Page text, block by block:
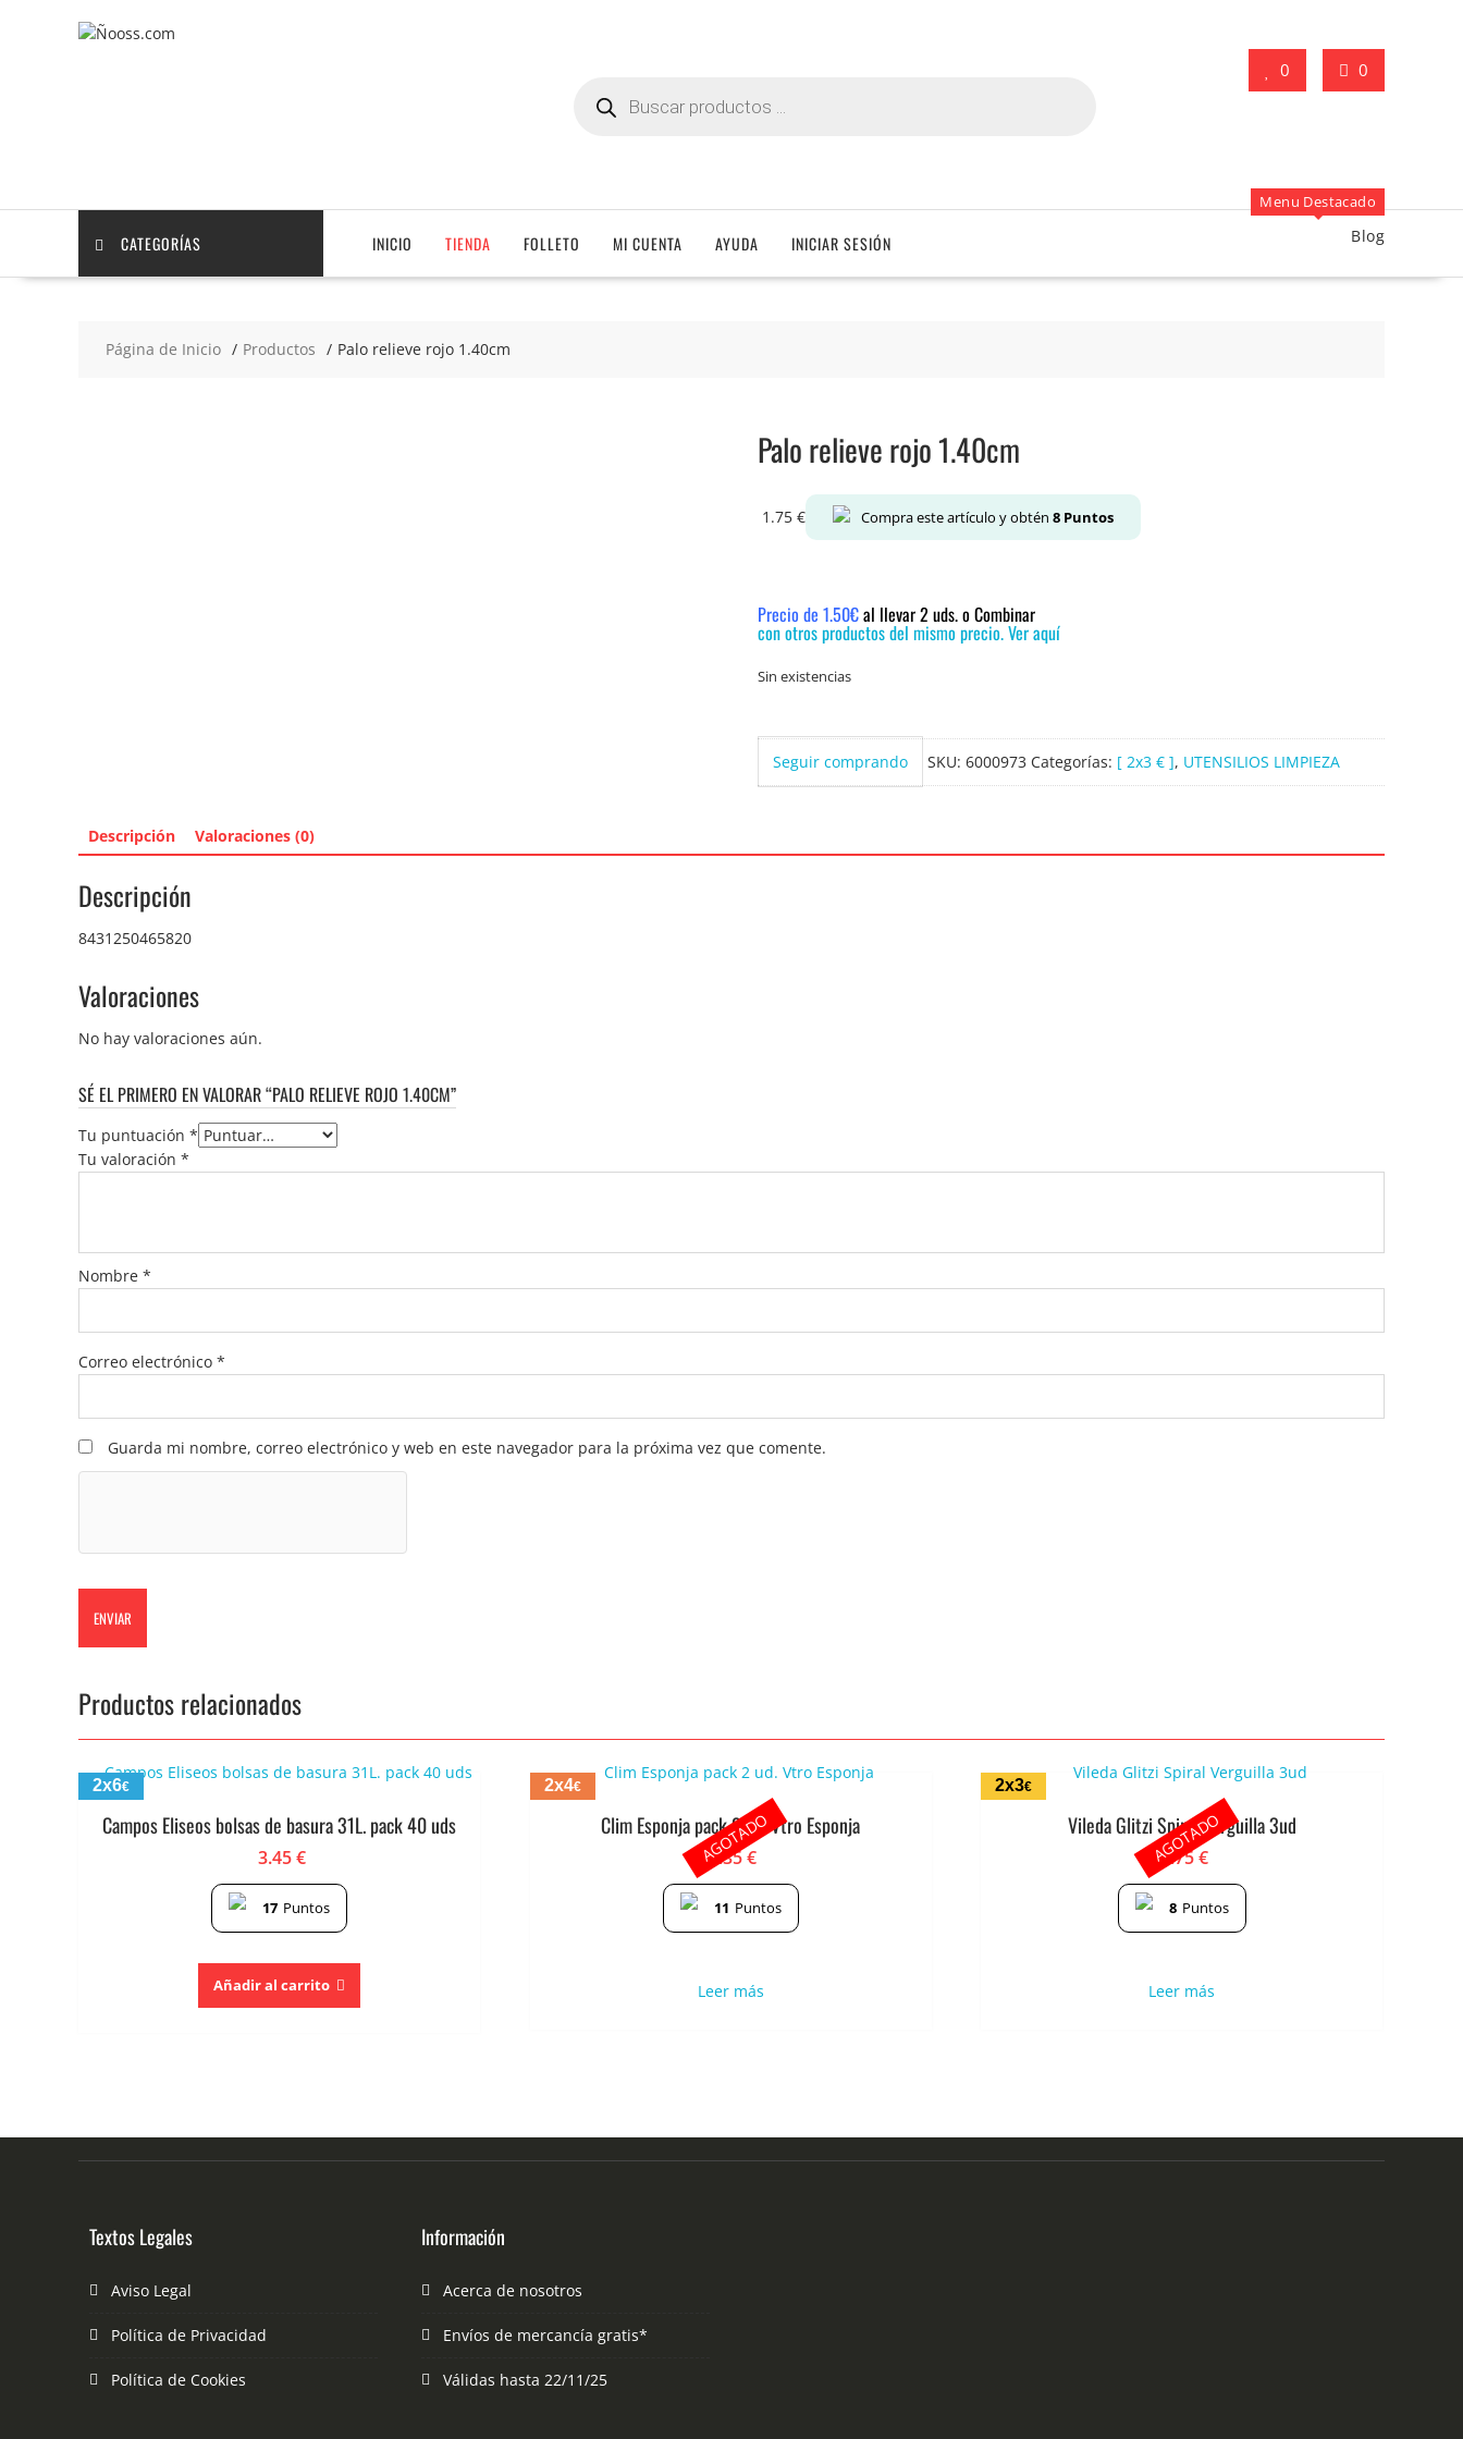
0 0
productos
CATEGORÍAS INICIO TIENDA FOLLETO MI CUENTA AYUDA INICIAR SESIÓN
Menu Destacado
Blog
Página de Inicio Productos Palo relieve rojo 1.40cm
Palo relieve rojo 1.40cm
1.75 € Compra este artículo y obtén 8 Puntos
Precio de 1.50€al llevar 2 uds. o Combinar
con otros productos del mismo precio. Ver aquí
Sin existencias
Seguir comprando SKU: 6000973 Categorías: [ 2x3 € ], UTENSILIOS LIMPIEZA
Descripción Valoraciones (0)
Descripción
8431250465820
Valoraciones
No hay valoraciones aún.
SÉ EL PRIMERO EN VALORAR “PALO RELIEVE ROJO 1.40CM”
Tu puntuación *
Tu valoración *
Nombre *
Correo electrónico *
Guarda mi nombre, correo electrónico y web en este navegador para la próxima vez que comente.
Productos relacionados
2x6€
Campos Eliseos bolsas de basura 31L. pack 40 uds
3.45€
17 Puntos
Añadir al carrito
2x4€
Clim Esponja pack 2 ud. Vtro Esponja
2.35€
11 Puntos
Leer más
AGOTADO
2x3€
Vileda Glitzi Spiral Verguilla 3ud
1.75€
8 Puntos
Leer más
AGOTADO
Textos Legales
Aviso Legal
Política de Privacidad
Política de Cookies
Información
Acerca de nosotros
Envíos de mercancía gratis*
Válidas hasta 22/11/25